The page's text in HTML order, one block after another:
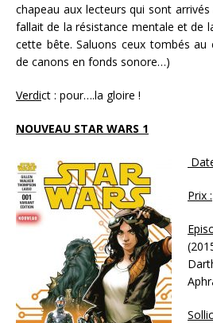
chapeau aux lecteurs qui sont
fallait de la résistance mentale et de
cette bête. Saluons ceux tombés au
de canons en fonds sonore…)
Verdict : pour….la gloire !
NOUVEAU STAR WARS 1
Prix :